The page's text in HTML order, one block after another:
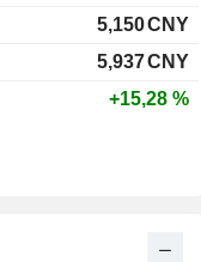
5,150CNY
5,937CNY
+15,28 %